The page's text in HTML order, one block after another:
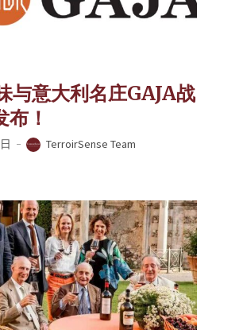
与意大利名庄GAJA战
布！
TerroirSense Team